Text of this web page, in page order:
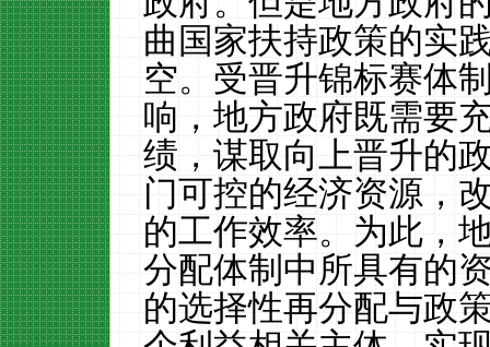
曲国家扶持政策的实
空。受晋升锦标赛体
响，地方政府既需要
绩，谋取向上晋升的
门可控的经济资源，
的工作效率。为此，
分配体制中所具有的
的选择性再分配与政